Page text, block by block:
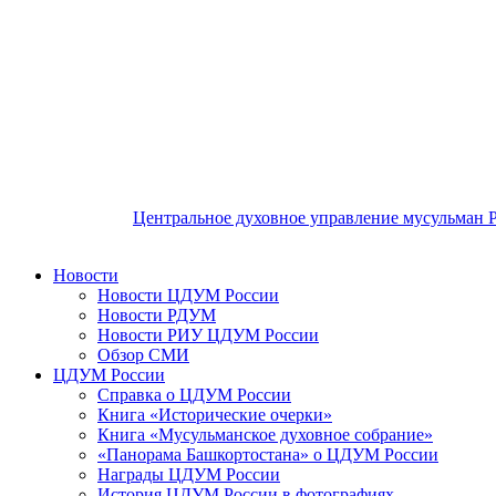
Центральное духовное управление мусульман
Новости
Новости ЦДУМ России
Новости РДУМ
Новости РИУ ЦДУМ России
Обзор СМИ
ЦДУМ России
Справка о ЦДУМ России
Книга «Исторические очерки»
Книга «Мусульманское духовное собрание»
«Панорама Башкортостана» о ЦДУМ России
Награды ЦДУМ России